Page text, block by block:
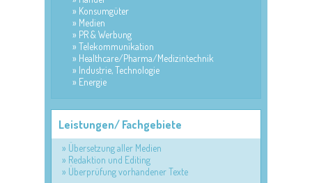
Konsumgüter
Medien
PR & Werbung
Telekommunikation
Healthcare/Pharma/Medizintechnik
Industrie, Technologie
Energie
Leistungen/ Fachgebiete
Übersetzung aller Medien
Redaktion und Editing
Überprüfung vorhandener Texte